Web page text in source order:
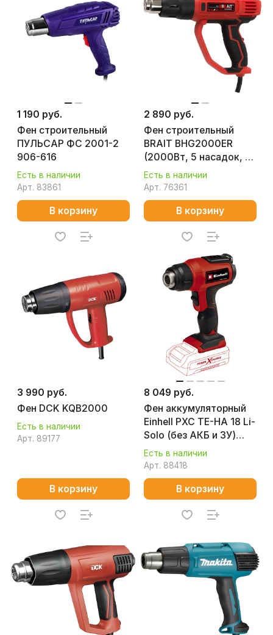
1 190 руб.
Фен строительный
ПУЛЬСАР ФС 2001-2
906-616
Есть в наличии
Арт. 83861
В корзину
2 890 руб.
Фен строительный
BRAIT BHG2000ER
(2000Вт, 5 насадок, 3
скорости,
регулировка)
Есть в наличии
Арт. 76361
В корзину
3 990 руб.
Фен DCK KQB2000
Есть в наличии
Арт. 89177
В корзину
8 049 руб.
Фен аккумуляторный
Einhell PXC TE-HA 18 Li-
Solo (без АКБ и ЗУ)
4520500
Есть в наличии
Арт. 88418
В корзину